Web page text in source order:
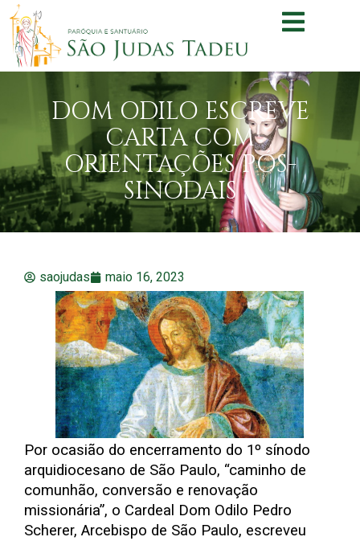
DOM ODILO ESCREVE
CARTA COM
ORIENTAÇÕES PÓS-
SINODAIS
saojudas maio 16, 2023
Por ocasião do encerramento do 1º sínodo
arquidiocesano de São Paulo, “caminho de
comunhão, conversão e renovação
missionária”, o Cardeal Dom Odilo Pedro
Scherer, Arcebispo de São Paulo, escreveu